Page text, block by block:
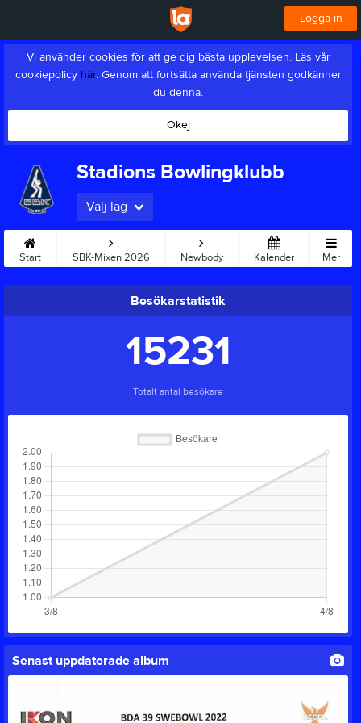
Logga in
Vi använder cookies för att ge dig bästa upplevelsen. Läs vår
cookiepolicy här. Genom att fortsätta använda tjänsten godkänner
du denna.
Okej
Stadions Bowlingklubb
Välj lag
Start SBK-Mixen 2026 Newbody Kalender Mer
Besökarstatistik
15231
Totalt antal besökare
Senast uppdaterade album